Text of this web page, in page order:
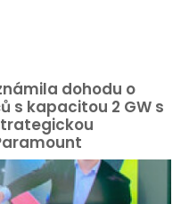
dohodu o
s kapacitou 2 GW s